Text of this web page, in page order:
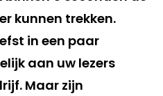
kunnen trekken.
in een paar
aan uw lezers
Maar zijn